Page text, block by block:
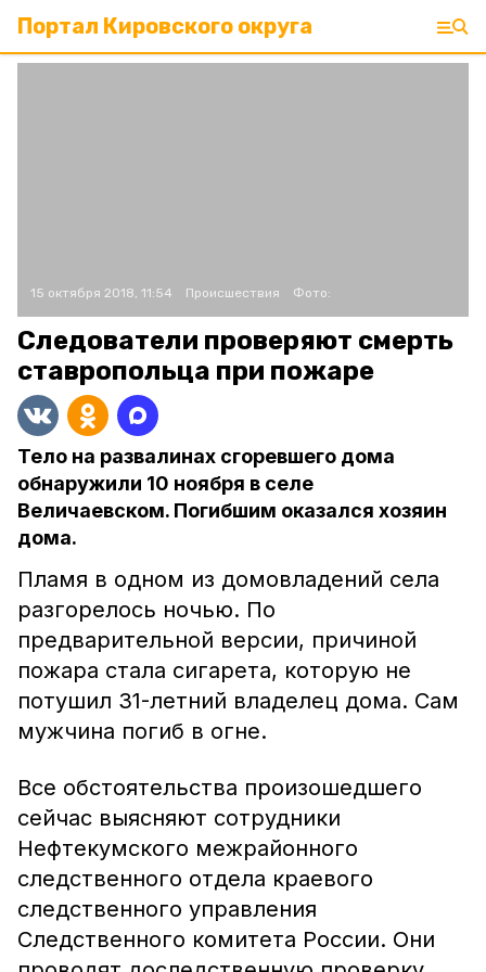
Портал Кировского округа
15 октября 2018, 11:54 Происшествия Фото:
Следователи проверяют смерть
ставропольца при пожаре
Тело на развалинах сгоревшего дома
обнаружили 10 ноября в селе
Величаевском. Погибшим оказался хозяин
дома.
Пламя в одном из домовладений села
разгорелось ночью. По
предварительной версии, причиной
пожара стала сигарета, которую не
потушил 31-летний владелец дома. Сам
мужчина погиб в огне.
Все обстоятельства произошедшего
сейчас выясняют сотрудники
Нефтекумского межрайонного
следственного отдела краевого
следственного управления
Следственного комитета России. Они